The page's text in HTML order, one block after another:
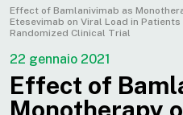
Effect of Bamlanivimab as
Etesevimab on Viral Load in
Randomized Clinical Trial
22 gennaio 2021
Effect of